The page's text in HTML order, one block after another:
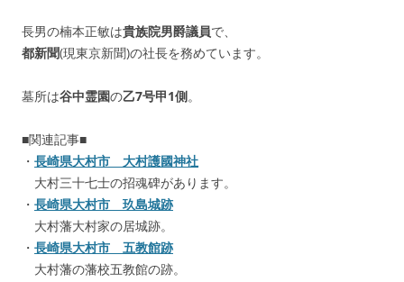
長男の楠本正敏は貴族院男爵議員で、
都新聞(現東京新聞)の社長を務めています。
墓所は谷中霊園の乙7号甲1側。
■関連記事■
・ 長崎県大村市 大村護國神社
大村三十七士の招魂碑があります。
・ 長崎県大村市 玖島城跡
大村藩大村家の居城跡。
・ 長崎県大村市 五教館跡
大村藩の藩校五教館の跡。